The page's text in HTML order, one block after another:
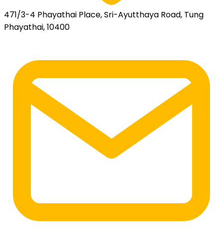
471/3-4 Phayathai Place, Sri-Ayutthaya Road, Tung
Phayathai, 10400